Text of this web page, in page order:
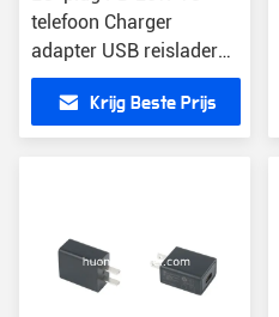
telefoon Charger
adapter USB reislader
PD-lader
Krijg Beste Prijs